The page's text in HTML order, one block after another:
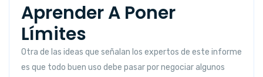
Aprender A Poner
Límites
Otra de las ideas que señalan los expertos de este informe
es que todo buen uso debe pasar por negociar algunos